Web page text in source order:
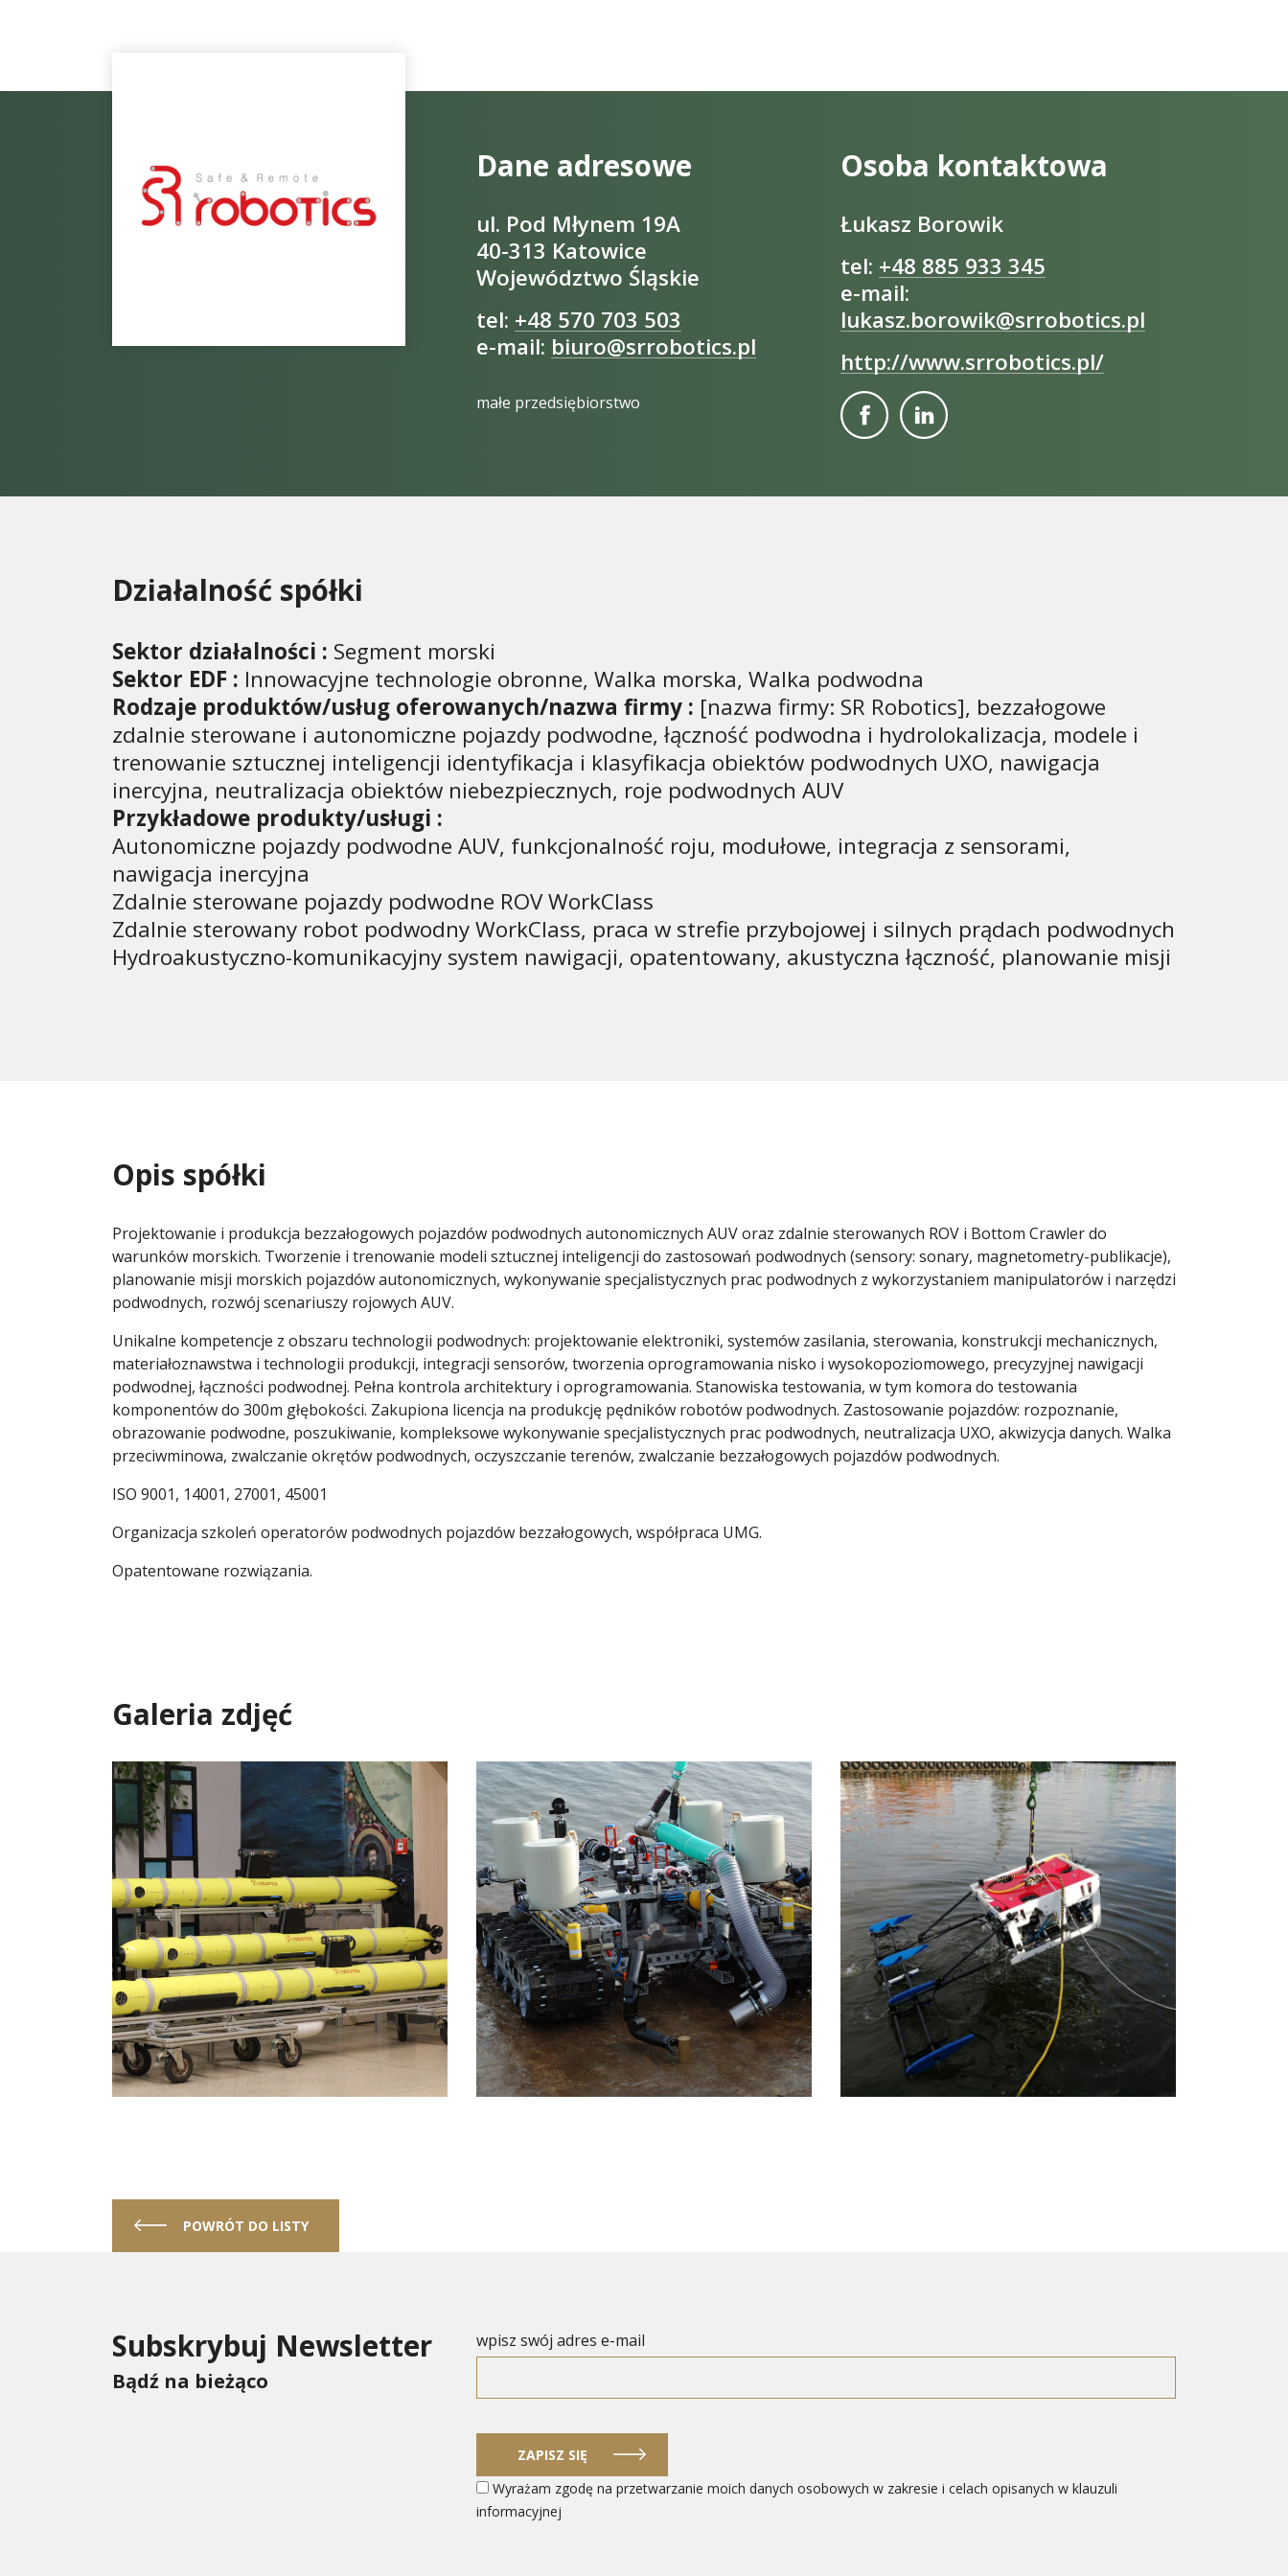
Dane adresowe
ul. Pod Młynem 19A
40-313 Katowice
Województwo Śląskie
tel: +48 570 703 503
e-mail: biuro@srrobotics.pl
Osoba kontaktowa
Łukasz Borowik
tel: +48 885 933 345
e-mail:
lukasz.borowik@srrobotics.pl
http://www.srrobotics.pl/
małe przedsiębiorstwo
Działalność spółki
Sektor działalności : Segment morski
Sektor EDF : Innowacyjne technologie obronne, Walka morska, Walka podwodna
Rodzaje produktów/usług oferowanych/nazwa firmy : [nazwa firmy: SR Robotics], bezzałogowe
zdalnie sterowane i autonomiczne pojazdy podwodne, łączność podwodna i hydrolokalizacja, modele i
trenowanie sztucznej inteligencji identyfikacja i klasyfikacja obiektów podwodnych UXO, nawigacja
inercyjna, neutralizacja obiektów niebezpiecznych, roje podwodnych AUV
Przykładowe produkty/usługi :
Autonomiczne pojazdy podwodne AUV, funkcjonalność roju, modułowe, integracja z sensorami,
nawigacja inercyjna
Zdalnie sterowane pojazdy podwodne ROV WorkClass
Zdalnie sterowany robot podwodny WorkClass, praca w strefie przybojowej i silnych prądach podwodnych
Hydroakustyczno-komunikacyjny system nawigacji, opatentowany, akustyczna łączność, planowanie misji
Opis spółki
Projektowanie i produkcja bezzałogowych pojazdów podwodnych autonomicznych AUV oraz zdalnie sterowanych ROV i Bottom Crawler do
warunków morskich. Tworzenie i trenowanie modeli sztucznej inteligencji do zastosowań podwodnych (sensory: sonary, magnetometry-publikacje),
planowanie misji morskich pojazdów autonomicznych, wykonywanie specjalistycznych prac podwodnych z wykorzystaniem manipulatorów i narzędzi
podwodnych, rozwój scenariuszy rojowych AUV.
Unikalne kompetencje z obszaru technologii podwodnych: projektowanie elektroniki, systemów zasilania, sterowania, konstrukcji mechanicznych,
materiałoznawstwa i technologii produkcji, integracji sensorów, tworzenia oprogramowania nisko i wysokopoziomowego, precyzyjnej nawigacji
podwodnej, łączności podwodnej. Pełna kontrola architektury i oprogramowania. Stanowiska testowania, w tym komora do testowania
komponentów do 300m głębokości. Zakupiona licencja na produkcję pędników robotów podwodnych. Zastosowanie pojazdów: rozpoznanie,
obrazowanie podwodne, poszukiwanie, kompleksowe wykonywanie specjalistycznych prac podwodnych, neutralizacja UXO, akwizycja danych. Walka
przeciwminowa, zwalczanie okrętów podwodnych, oczyszczanie terenów, zwalczanie bezzałogowych pojazdów podwodnych.
ISO 9001, 14001, 27001, 45001
Organizacja szkoleń operatorów podwodnych pojazdów bezzałogowych, współpraca UMG.
Opatentowane rozwiązania.
Galeria zdjęć
POWRÓT DO LISTY
Subskrybuj Newsletter
Bądź na bieżąco
wpisz swój adres e-mail
ZAPISZ SIĘ
Wyrażam zgodę na przetwarzanie moich danych osobowych w zakresie i celach opisanych w klauzuli
informacyjnej